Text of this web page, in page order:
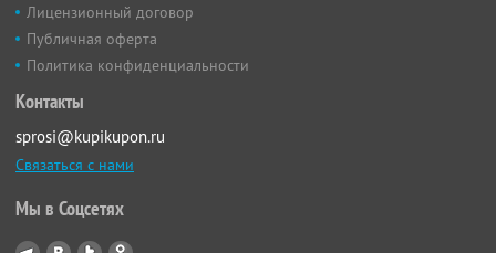
Лицензионный договор
Публичная оферта
Политика конфиденциальности
Контакты
sprosi@kupikupon.ru
Связаться с нами
Мы в Соцсетях